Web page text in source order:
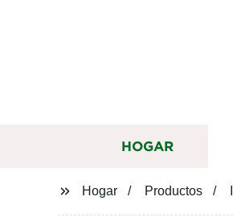
HOGAR
Hogar Productos